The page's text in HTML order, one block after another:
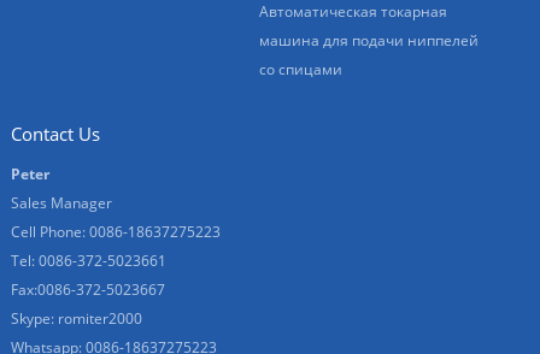
Автоматическая токарная
машина для подачи ниппелей
со спицами
Contact Us
Peter
Sales Manager
Cell Phone: 0086-18637275223
Tel: 0086-372-5023661
Fax:0086-372-5023667
Skype: romiter2000
Whatsapp: 0086-18637275223